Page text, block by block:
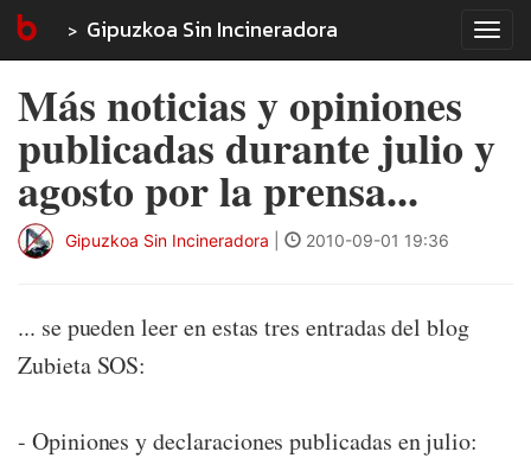
Gipuzkoa Sin Incineradora
Más noticias y opiniones
publicadas durante julio y
agosto por la prensa...
Gipuzkoa Sin Incineradora 2010-09-01 19:36
... se pueden leer en estas tres entradas del blog
Zubieta SOS:
- Opiniones y declaraciones publicadas en julio: